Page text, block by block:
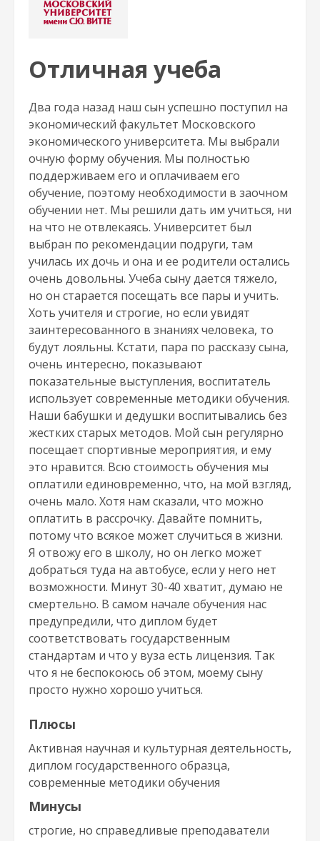
Отличная учеба
Два года назад наш сын успешно поступил на
экономический факультет Московского
экономического университета. Мы выбрали
очную форму обучения. Мы полностью
поддерживаем его и оплачиваем его
обучение, поэтому необходимости в заочном
обучении нет. Мы решили дать им учиться, ни
на что не отвлекаясь. Университет был
выбран по рекомендации подруги, там
училась их дочь и она и ее родители остались
очень довольны. Учеба сыну дается тяжело,
но он старается посещать все пары и учить.
Хоть учителя и строгие, но если увидят
заинтересованного в знаниях человека, то
будут лояльны. Кстати, пара по рассказу сына,
очень интересно, показывают
показательные выступления, воспитатель
использует современные методики обучения.
Наши бабушки и дедушки воспитывались без
жестких старых методов. Мой сын регулярно
посещает спортивные мероприятия, и ему
это нравится. Всю стоимость обучения мы
оплатили единовременно, что, на мой взгляд,
очень мало. Хотя нам сказали, что можно
оплатить в рассрочку. Давайте помнить,
потому что всякое может случиться в жизни.
Я отвожу его в школу, но он легко может
добраться туда на автобусе, если у него нет
возможности. Минут 30-40 хватит, думаю не
смертельно. В самом начале обучения нас
предупредили, что диплом будет
соответствовать государственным
стандартам и что у вуза есть лицензия. Так
что я не беспокоюсь об этом, моему сыну
просто нужно хорошо учиться.
Плюсы
Активная научная и культурная деятельность,
диплом государственного образца,
современные методики обучения
Минусы
строгие, но справедливые преподаватели